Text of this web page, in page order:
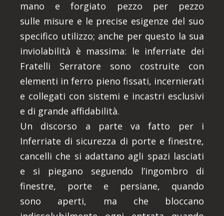
mano e forgiato pezzo per pezzo
sulle misure e le precise esigenze del suo
specifico utilizzo; anche per questo la sua
inviolabilità è massima: le inferriate dei
Fratelli Serratore sono costruite con
elementi in ferro pieno fissati, incernierati
e collegati con sistemi e incastri esclusivi
e di grande affidabilità.
Un discorso a parte va fatto per i
Inferriate di sicurezza di porte e finestre,
cancelli che si adattano agli spazi lasciati
e si piegano seguendo l’ingombro di
finestre, porte e persiane, quando
sono aperti, ma che bloccano